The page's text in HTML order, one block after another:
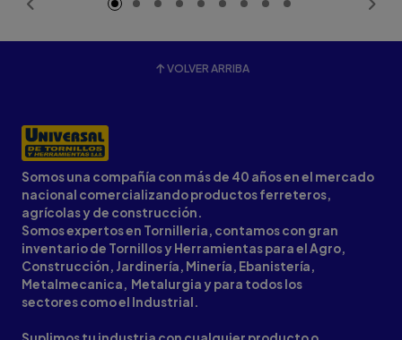
VOLVER ARRIBA
Somos una compañía con más de 40 años en el mercado
nacional comercializando productos ferreteros,
agrícolas y de construcción.
Somos expertos en Tornilleria, contamos con gran
inventario de Tornillos y Herramientas para el Agro,
Construcción, Jardinería, Minería, Ebanistería,
Metalmecanica, Metalurgia y para todos los
sectores como el Industrial.